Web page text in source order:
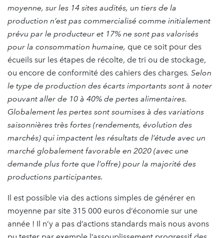
moyenne, sur les 14 sites audités, un tiers de la
production n’est pas commercialisé comme initialement
prévu par le producteur et 17% ne sont pas valorisés
pour la consommation humaine, que ce soit pour des
écueils sur les étapes de récolte, de tri ou de stockage,
ou encore de conformité des cahiers des charges. Selon
le type de production des écarts importants sont à noter
pouvant aller de 10 à 40% de pertes alimentaires.
Globalement les pertes sont soumises à des variations
saisonnières très fortes (rendements, évolution des
marchés) qui impactent les résultats de l’étude avec un
marché globalement favorable en 2020 (avec une
demande plus forte que l’offre) pour la majorité des
productions participantes.
Il est possible via des actions simples de générer en
moyenne par site 315 000 euros d’économie sur une
année ! Il n’y a pas d’actions standards mais nous avons